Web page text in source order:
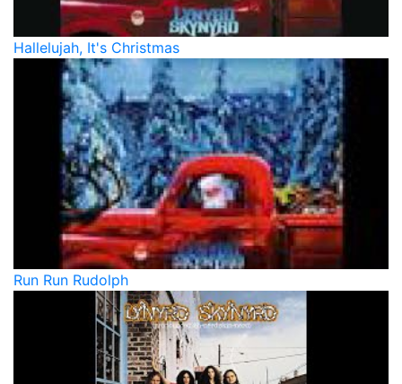
Hallelujah, It's Christmas
Run Run Rudolph